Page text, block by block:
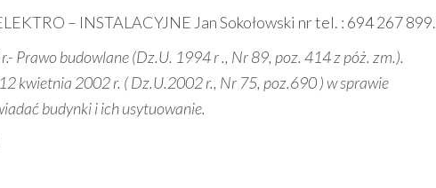
– INSTALACYJNE Jan Sokołowski nr tel. : 694 267 899.
Prawo budowlane (Dz.U. 1994 r ., Nr 89, poz. 414 z póż. zm.).
kwietnia 2002 r. ( Dz.U.2002 r., Nr 75, poz.690 ) w sprawie
budynki i ich usytuowanie.